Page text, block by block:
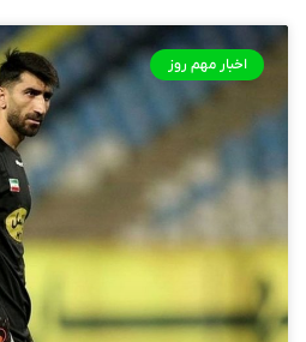
اخبار مهم روز